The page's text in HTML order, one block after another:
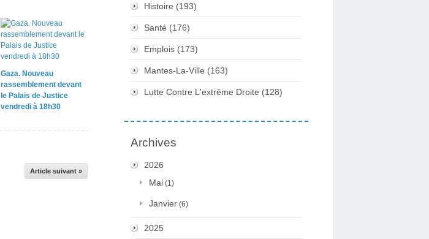
Gaza. Nouveau
rassemblement devant
le Palais de Justice
vendredi à 18h30
Article suivant »
Histoire (193)
Santé (176)
Emplois (173)
Mantes-La-Ville (163)
Lutte Contre L'extrême Droite (128)
Archives
2026
Mai (1)
Janvier (6)
2025